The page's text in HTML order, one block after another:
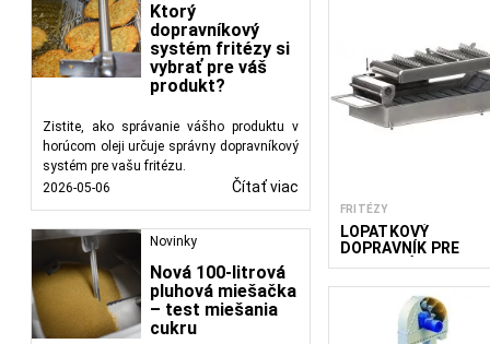
Ktorý
dopravníkový
systém fritézy si
vybrať pre váš
produkt?
Zistite, ako správanie vášho produktu v
horúcom oleji určuje správny dopravníkový
systém pre vašu fritézu.
2026-05-06
Čítať viac
Novinky
Nová 100-litrová
pluhová miešačka
– test miešania
cukru
V potravinárskom
surovín cez
výrobkov k baliacim
skupín a miest
materiálu.
Hlavnými výhodami
konzistentného
znižuje riziko
riešeniam výroby,
pracovnú silu a
FoodTechProcess,
navrhnutých s
procesy a
FRITÉZY
LOPATKOVÝ
DOPRAVNÍK PRE
UNIVERZÁLNU
– PRÍDAVNÝ MODUL